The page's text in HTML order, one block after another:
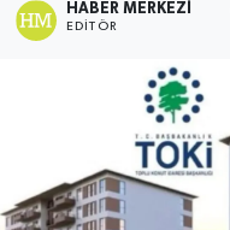
HABER MERKEZI
EDITÖR